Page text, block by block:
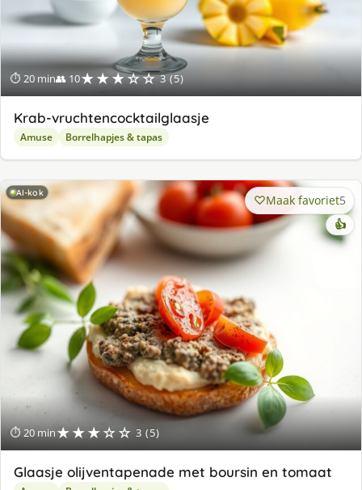
⏱ 20 min👥 10★★★☆☆ 3 (5)
Krab-vruchtencocktailglaasje
Amuse Borrelhapjes & tapas
AI-kok
⏱ 20 min★★★☆☆ 3 (5)
Maak favoriet5
👍
Glaasje olijventapenade met boursin en tomaat